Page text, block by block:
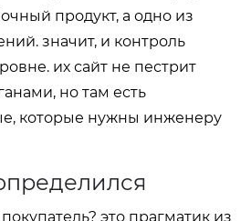
продукт, а одно из
значит, и контроль
их сайт не пестрит
но там есть
которые нужны инженеру
это прагматик из